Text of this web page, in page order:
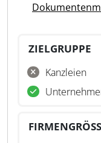
ZIELGRUPPE
Kanzleien